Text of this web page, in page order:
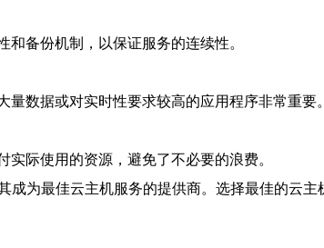
备份机制，以保证服务的连续性。
数据或对实时性要求较高的应用程序非常重要。
际使用的资源，避免了不必要的浪费。
为最佳云主机服务的提供商。选择最佳的云主